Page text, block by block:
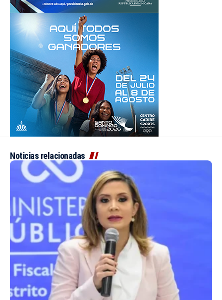
Noticias relacionadas